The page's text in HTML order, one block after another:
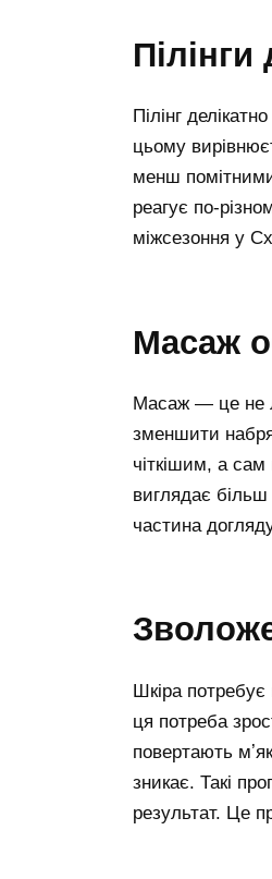
Пілінг
цьому
менш
реагує по-
міжсезоння у
масаж
Масаж — це не
зменшити
чіткішим, а сам
виглядає
частина
Шкіра
ця потреба
повертають
зникає. Такі
результат. Це